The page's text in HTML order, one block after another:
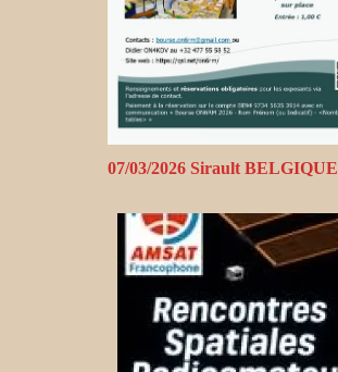
07/03/2026 Sirault BELGIQUE